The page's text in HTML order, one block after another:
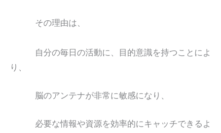
その理由は、
自分の毎日の活動に、目的意識を持つことによ
り、
脳のアンテナが非常に敏感になり、
必要な情報や資源を効率的にキャッチできるよ